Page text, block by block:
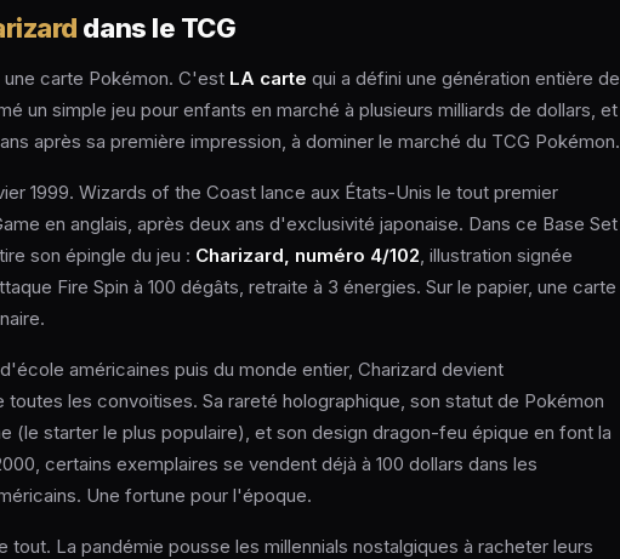
dans le TCG
carte Pokémon. C'est LA carte qui a défini une génération entière de
un simple jeu pour enfants en marché à plusieurs milliards de dollars, et
après sa première impression, à dominer le marché du TCG Pokémon.
1999. Wizards of the Coast lance aux États-Unis le tout premier
en anglais, après deux ans d'exclusivité japonaise. Dans ce Base Set
son épingle du jeu : Charizard, numéro 4/102, illustration signée
Fire Spin à 100 dégâts, retraite à 3 énergies. Sur le papier, une carte
américaines puis du monde entier, Charizard devient
les convoitises. Sa rareté holographique, son statut de Pokémon
(le starter le plus populaire), et son design dragon-feu épique en font la
certains exemplaires se vendent déjà à 100 dollars dans les
Une fortune pour l'époque.
tout. La pandémie pousse les millennials nostalgiques à racheter leurs